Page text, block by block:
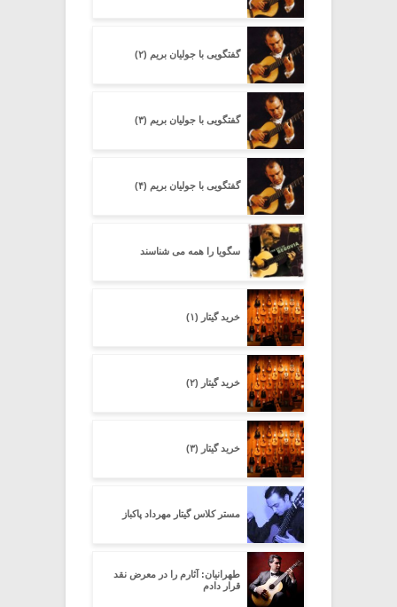
گفتگویی با جولیان بریم (۲)
گفتگویی با جولیان بریم (۳)
گفتگویی با جولیان بریم (۴)
سگویا را همه می شناسند
خرید گیتار (۱)
خرید گیتار (۲)
خرید گیتار (۳)
مستر کلاس گیتار مهرداد پاکباز
طهرانیان: آثارم را در معرض نقد
قرار دادم